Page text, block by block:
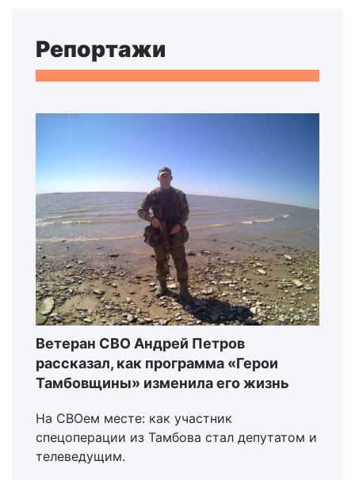
Репортажи
Ветеран СВО Андрей Петров
рассказал, как программа «Герои
Тамбовщины» изменила его жизнь
На СВОем месте: как участник
спецоперации из Тамбова стал депутатом и
телеведущим.